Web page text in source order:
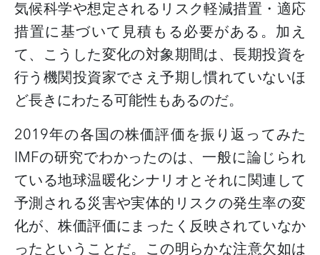
気候科学や想定されるリスク軽減措置・適応
措置に基づいて見積もる必要がある。加え
て、こうした変化の対象期間は、長期投資を
行う機関投資家でさえ予期し慣れていないほ
ど長きにわたる可能性もあるのだ。
2019年の各国の株価評価を振り返ってみた
IMFの研究でわかったのは、一般に論じられ
ている地球温暖化シナリオとそれに関連して
予測される災害や実体的リスクの発生率の変
化が、株価評価にまったく反映されていなか
ったということだ。この明らかな注意欠如は